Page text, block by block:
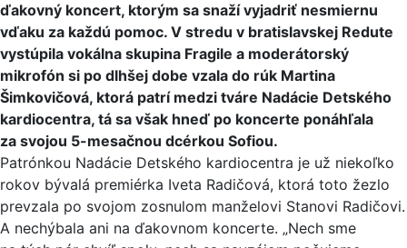
ďakovný koncert, ktorým sa snaží vyjadriť nesmiernu
vďaku za každú pomoc. V stredu v bratislavskej Redute
vystúpila vokálna skupina Fragile a moderátorský
mikrofón si po dlhšej dobe vzala do rúk Martina
Šimkovičová, ktorá patrí medzi tváre Nadácie Detského
kardiocentra, tá sa však hneď po koncerte ponáhľala
za svojou 5-mesačnou dcérkou Sofiou.
Patrónkou Nadácie Detského kardiocentra je už niekoľko
rokov bývalá premiérka Iveta Radičová, ktorá toto žezlo
prevzala po svojom zosnulom manželovi Stanovi Radičovi.
A nechýbala ani na ďakovnom koncerte. „Nech sme